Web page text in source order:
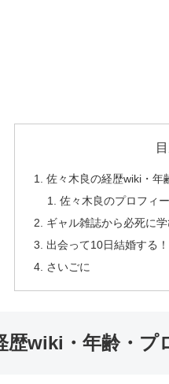
佐々木良の経歴wiki・年
佐々木良のプロフィ
ギャル雑誌から必死に
出会って10日結婚する！
さいごに
歴wiki・年齢・プ